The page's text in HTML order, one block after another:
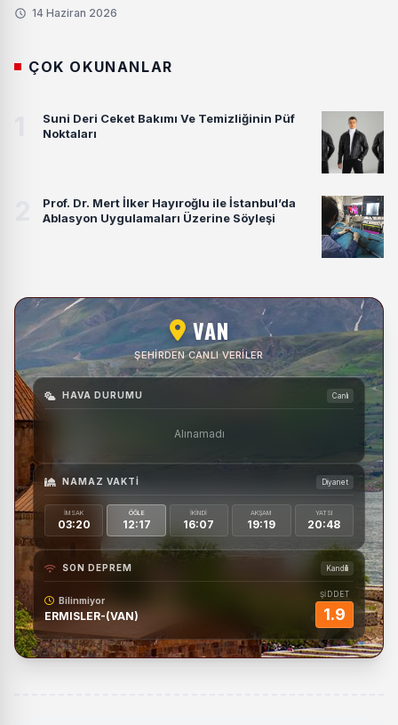
14 Haziran 2026
ÇOK OKUNANLAR
Suni Deri Ceket Bakımı Ve Temizliğinin Püf
Noktaları
Prof. Dr. Mert İlker Hayıroğlu ile İstanbul’da
Ablasyon Uygulamaları Üzerine Söyleşi
VAN
ŞEHIRDEN CANLI VERILER
HAVA DURUMU Canlı
Alınamadı
NAMAZ VAKTI Diyanet
İMSAK
03:20
ÖĞLE
12:17
İKINDI
16:07
AKŞAM
19:19
YATSI
20:48
SON DEPREM Kandilli
Bilinmiyor
ERMISLER-(VAN)
ŞİDDET
1.9